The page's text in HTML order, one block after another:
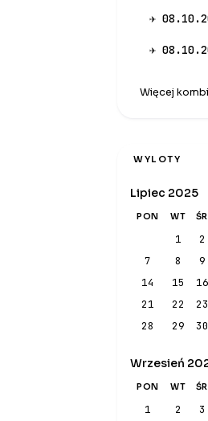
✈
✈
Więcej
WYLOTY
Lipiec 2025
PON WT ŚR
1 2
7
8 9
14
15 16
21
22 23
28
29 30
Wrzesień
PON WT ŚR
1 2 3